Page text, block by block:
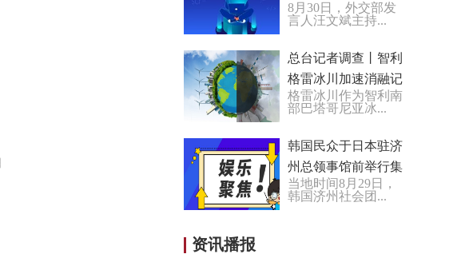
负责任方式回应国际
8月30日，外交部发
言人汪文斌主持...
总台记者调查丨智利
格雷冰川加速消融记
格雷冰川作为智利南
部巴塔哥尼亚冰...
韩国民众于日本驻济
州总领事馆前举行集
会 反对日本核污染水
当地时间8月29日，
韩国济州社会团...
资讯播报